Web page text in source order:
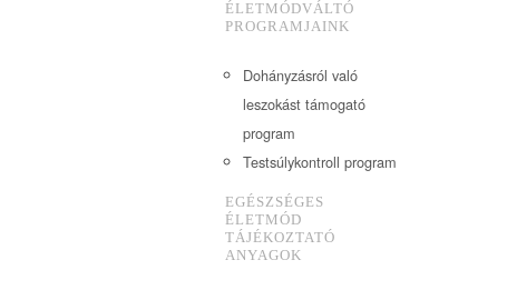
ÉLETMÓDVÁLTÓ
PROGRAMJAINK
Dohányzásról való
leszokást támogató
program
Testsúlykontroll program
EGÉSZSÉGES
ÉLETMÓD
TÁJÉKOZTATÓ
ANYAGOK